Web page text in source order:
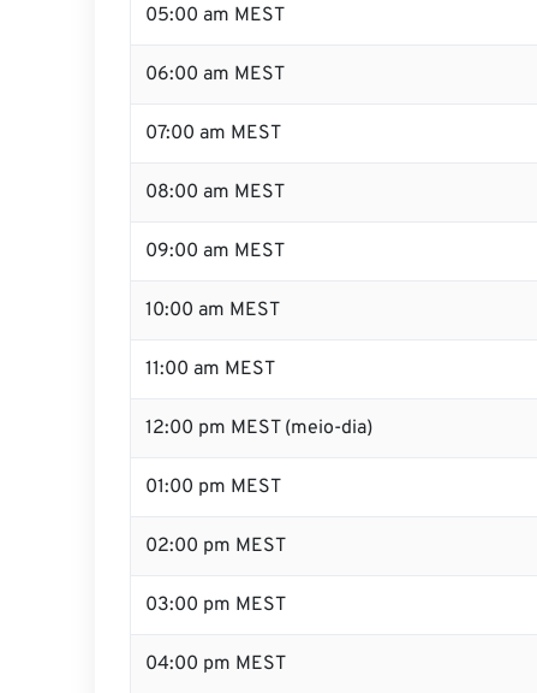
05:00 am MEST
06:00 am MEST
07:00 am MEST
08:00 am MEST
09:00 am MEST
10:00 am MEST
11:00 am MEST
12:00 pm MEST (meio-dia)
01:00 pm MEST
02:00 pm MEST
03:00 pm MEST
04:00 pm MEST